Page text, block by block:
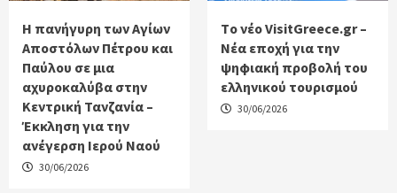
Η πανήγυρη των Αγίων
Αποστόλων Πέτρου και
Παύλου σε μια
αχυροκαλύβα στην
Κεντρική Τανζανία –
Έκκληση για την
ανέγερση Ιερού Ναού
30/06/2026
Tο νέο VisitGreece.gr –
Νέα εποχή για την
ψηφιακή προβολή του
ελληνικού τουρισμού
30/06/2026